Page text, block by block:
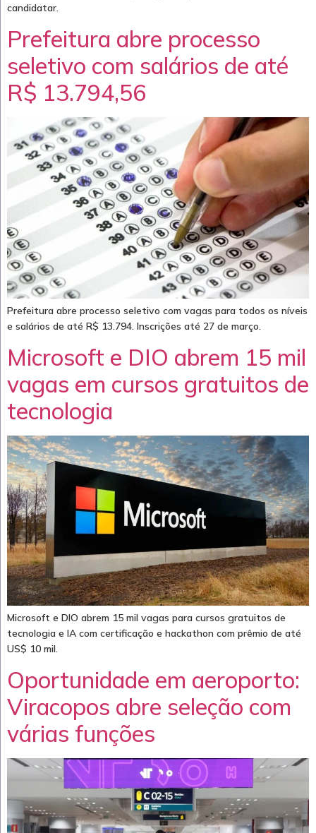
candidatar.
Prefeitura abre processo
seletivo com salários de até
R$ 13.794,56
Prefeitura abre processo seletivo com vagas para todos os níveis
e salários de até R$ 13.794. Inscrições até 27 de março.
Microsoft e DIO abrem 15 mil
vagas em cursos gratuitos de
tecnologia
Microsoft e DIO abrem 15 mil vagas para cursos gratuitos de
tecnologia e IA com certificação e hackathon com prêmio de até
US$ 10 mil.
Oportunidade em aeroporto:
Viracopos abre seleção com
várias funções